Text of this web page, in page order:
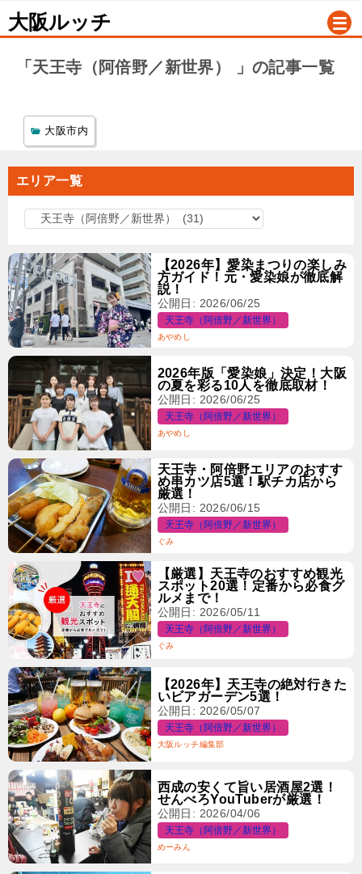
大阪ルッチ
「天王寺（阿倍野／新世界） 」の記事一覧
大阪市内
エリア一覧
ア
一
覧
【2026年】愛染まつりの楽しみ
方ガイド！元・愛染娘が徹底解
説！
公開日: 2026/06/25
天王寺（阿倍野／新世界）
あやめし
2026年版「愛染娘」決定！大阪
の夏を彩る10人を徹底取材！
公開日: 2026/06/25
天王寺（阿倍野／新世界）
あやめし
天王寺・阿倍野エリアのおすす
め串カツ店5選！駅チカ店から
厳選！
公開日: 2026/06/15
天王寺（阿倍野／新世界）
ぐみ
【厳選】天王寺のおすすめ観光
スポット20選！定番から必食グ
ルメまで！
公開日: 2026/05/11
天王寺（阿倍野／新世界）
ぐみ
【2026年】天王寺の絶対行きた
いビアガーデン5選！
公開日: 2026/05/07
天王寺（阿倍野／新世界）
大阪ルッチ編集部
西成の安くて旨い居酒屋2選！
せんべろYouTuberが厳選！
公開日: 2026/04/06
天王寺（阿倍野／新世界）
めーみん